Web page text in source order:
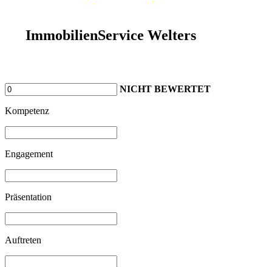
ImmobilienService Welters
NICHT BEWERTET
Kompetenz
Engagement
Präsentation
Auftreten